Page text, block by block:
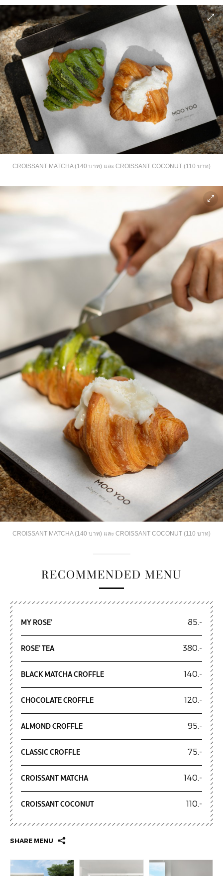
CROISSANT MATCHA (140 บาท) และ CROISSANT COCONUT (110 บาท)
CROISSANT MATCHA (140 บาท) และ CROISSANT COCONUT (110 บาท)
RECOMMENDED MENU
MY ROSE’ 85.-
ROSE’ TEA 380.-
BLACK MATCHA CROFFLE 140.-
CHOCOLATE CROFFLE 120.-
ALMOND CROFFLE 95.-
CLASSIC CROFFLE 75.-
CROISSANT MATCHA 140.-
CROISSANT COCONUT 110.-
SHARE MENU